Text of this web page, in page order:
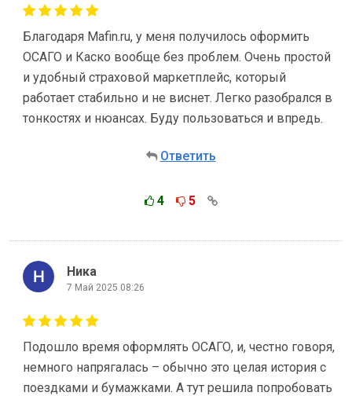
Благодаря Mafin.ru, у меня получилось оформить
ОСАГО и Каско вообще без проблем. Очень простой
и удобный страховой маркетплейс, который
работает стабильно и не виснет. Легко разобрался в
тонкостях и нюансах. Буду пользоваться и впредь.
Ответить
4 5
Ника
7 Май 2025 08:26
Подошло время оформлять ОСАГО, и, честно говоря,
немного напрягалась – обычно это целая история с
поездками и бумажками. А тут решила попробовать